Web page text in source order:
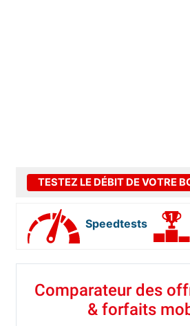
TESTEZ LE DÉBIT DE VOTRE
Speedtests
Comparateur des
& forfaits